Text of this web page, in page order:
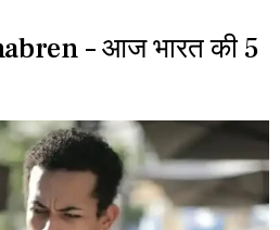
– आज भारत की 5